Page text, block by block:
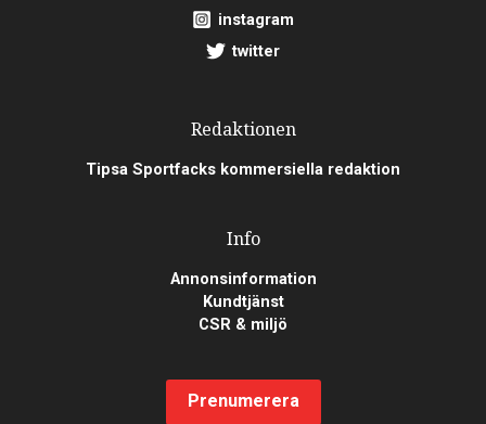
instagram
twitter
Redaktionen
Tipsa Sportfacks kommersiella redaktion
Info
Annonsinformation
Kundtjänst
CSR & miljö
Prenumerera